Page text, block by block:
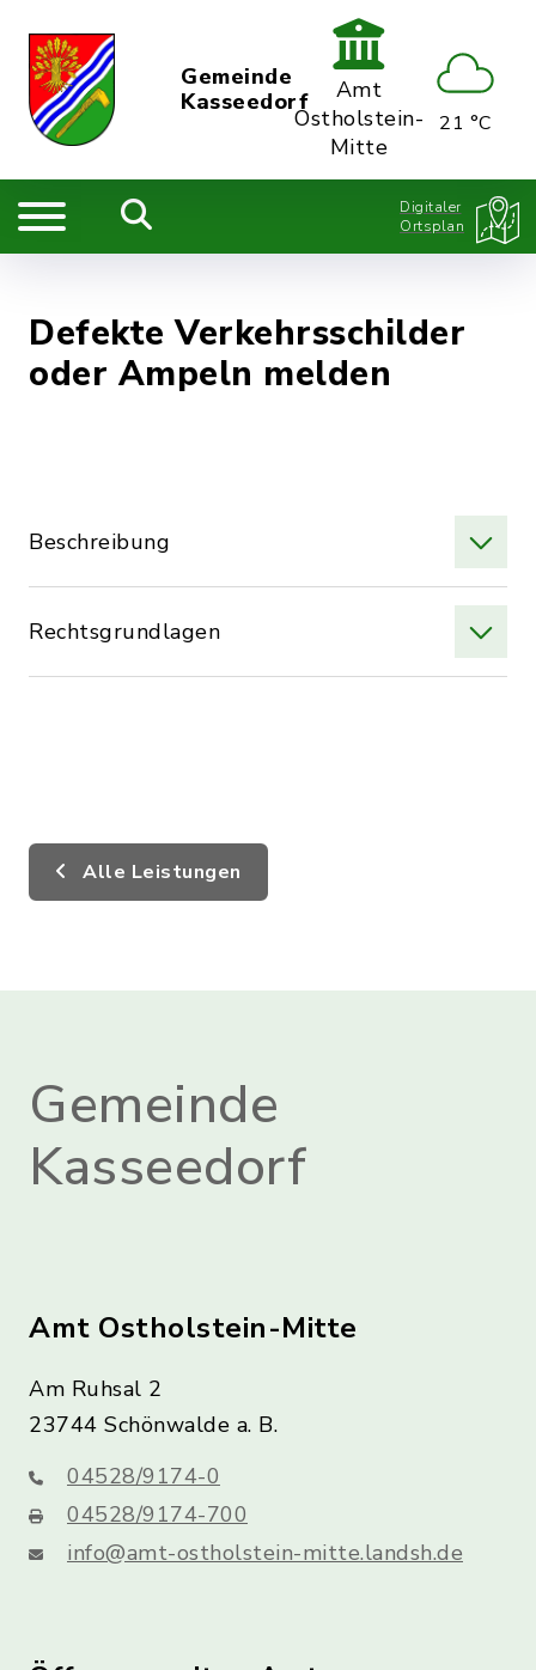
Gemeinde
Kasseedorf
Amt
Ostholstein-
Mitte
21 °C
Digitaler
Ortsplan
Defekte Verkehrsschilder
oder Ampeln melden
Beschreibung
Rechtsgrundlagen
Alle Leistungen
Gemeinde
Kasseedorf
Amt Ostholstein-Mitte
Am Ruhsal 2
23744 Schönwalde a. B.
04528/9174-0
04528/9174-700
info@amt-ostholstein-mitte.landsh.de